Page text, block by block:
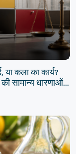
या कला का कार्य?
की सामान्य धारणाओं